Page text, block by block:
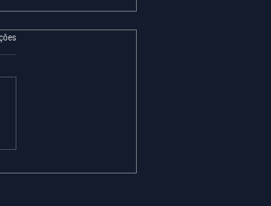
A SIMULAR